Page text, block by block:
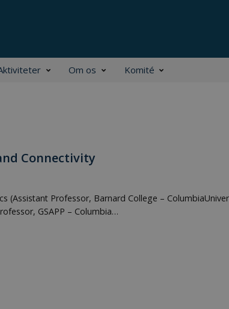
Om os Komité
Connectivity
(Assistant Professor, Barnard College –
GSAPP – Columbia…